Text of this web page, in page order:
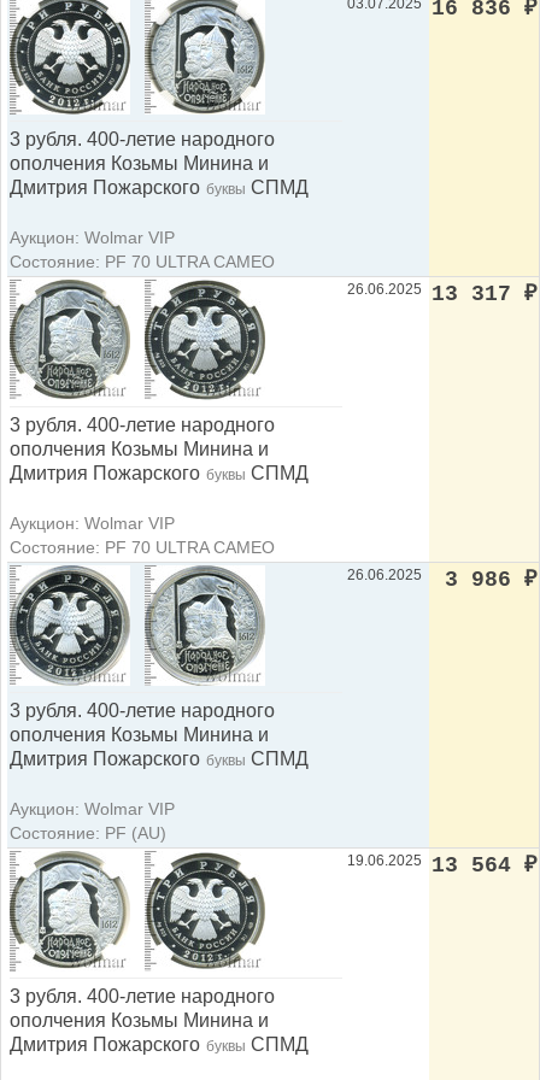
3 рубля. 400-летие народного
ополчения Козьмы Минина и
Дмитрия Пожарского буквы СПМД
Аукцион: Wolmar VIP
Состояние: PF 70 ULTRA CAMEO
16 836 ₽
3 рубля. 400-летие народного
ополчения Козьмы Минина и
Дмитрия Пожарского буквы СПМД
Аукцион: Wolmar VIP
Состояние: PF 70 ULTRA CAMEO
26.06.2025 13 317 ₽
3 рубля. 400-летие народного
ополчения Козьмы Минина и
Дмитрия Пожарского буквы СПМД
Аукцион: Wolmar VIP
Состояние: PF (AU)
26.06.2025 3 986 ₽
3 рубля. 400-летие народного
ополчения Козьмы Минина и
Дмитрия Пожарского буквы СПМД
19.06.2025 13 564 ₽